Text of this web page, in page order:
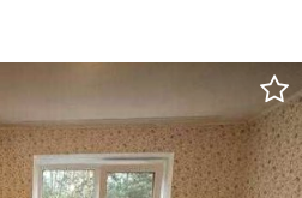
до швидкої угоди! Ціна 17 т